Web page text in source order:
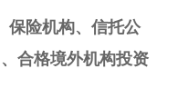
险机构、 信托公
合格境外机构投资